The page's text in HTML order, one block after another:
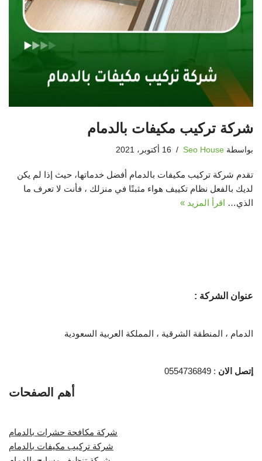
شركة تركيب مكيفات بالدمام
بواسطة Seo House 16 أكتوبر، 2021
تقدم شركة تركيب مكيفات بالدمام أفضل خدماتها، حيث إذا لم يكن
لديك بالفعل نظام تكييف هواء مثبتًا في منزلك ، فأنت لا تعرف ما
الذي…
اقرأ المزيد »
عنوان الشركة :
الدمام ، المنطقة الشرقية ، المملكة العربية السعودية
إتصل الان : 0554736849
أهم الصفحات
شركة مكافحة حشرات بالدمام
شركة تركيب مكيفات بالدمام